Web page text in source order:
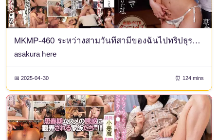
MKMP-460 ระหว่างสามวันที่สามีของฉันไปทริปธุรกิจ ฉันถูกบังคับให้เสร็จซ้ำแล้วซ้ำเล่าจากการเลียจิ๋มของพ่อสามี แม้ว่าฉันจะเกลียดเขาก็ตาม โคโคนะ อาซาคุระ
asakura here
📅 2025-04-30 ⏰ 124 mins